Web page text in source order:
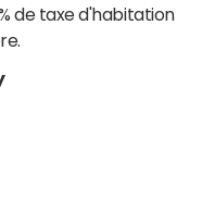
de taxe d'habitation